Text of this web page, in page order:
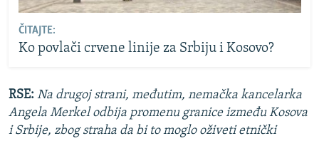
ČITAJTE:
Ko povlači crvene linije za Srbiju i Kosovo?
RSE: Na drugoj strani, međutim, nemačka kancelarka
Angela Merkel odbija promenu granice između Kosova
i Srbije, zbog straha da bi to moglo oživeti etnički